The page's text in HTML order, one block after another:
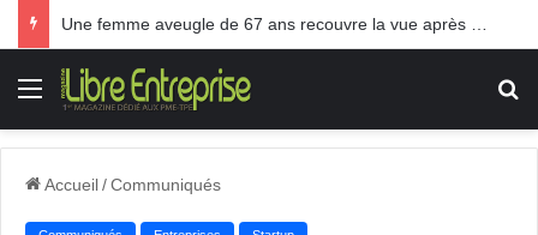
Menu
Accueil/Communiqués